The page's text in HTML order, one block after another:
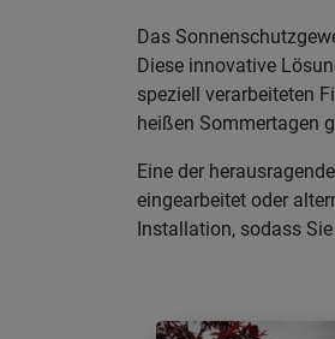
Das
Diese innovative
speziell verarbeiteten
heißen Sommertagen
Eine der
eingearbeitet oder
Installation, sodass